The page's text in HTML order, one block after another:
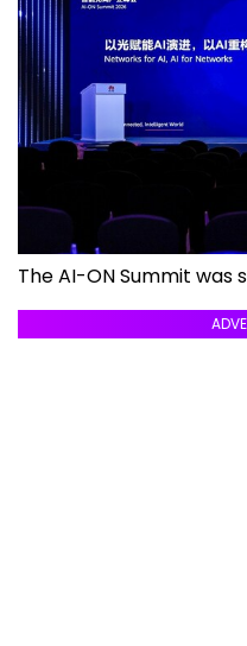
The AI-ON Summit was